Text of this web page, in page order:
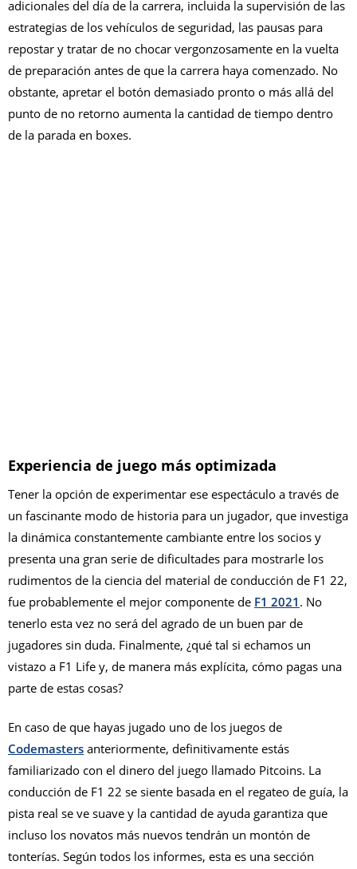
adicionales del día de la carrera, incluida la supervisión de las
estrategias de los vehículos de seguridad, las pausas para
repostar y tratar de no chocar vergonzosamente en la vuelta
de preparación antes de que la carrera haya comenzado. No
obstante, apretar el botón demasiado pronto o más allá del
punto de no retorno aumenta la cantidad de tiempo dentro
de la parada en boxes.
Experiencia de juego más optimizada
Tener la opción de experimentar ese espectáculo a través de
un fascinante modo de historia para un jugador, que investiga
la dinámica constantemente cambiante entre los socios y
presenta una gran serie de dificultades para mostrarle los
rudimentos de la ciencia del material de conducción de F1 22,
fue probablemente el mejor componente de F1 2021 . No
tenerlo esta vez no será del agrado de un buen par de
jugadores sin duda. Finalmente, ¿qué tal si echamos un
vistazo a F1 Life y, de manera más explícita, cómo pagas una
parte de estas cosas?
En caso de que hayas jugado uno de los juegos de
Codemasters anteriormente, definitivamente estás
familiarizado con el dinero del juego llamado Pitcoins. La
conducción de F1 22 se siente basada en el regateo de guía, la
pista real se ve suave y la cantidad de ayuda garantiza que
incluso los novatos más nuevos tendrán un montón de
tonterías. Según todos los informes, esta es una sección